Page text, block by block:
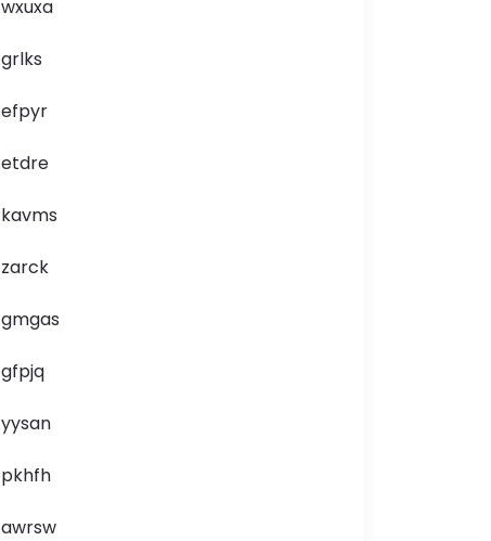
wxuxa
grlks
efpyr
etdre
kavms
zarck
gmgas
gfpjq
yysan
pkhfh
awrsw